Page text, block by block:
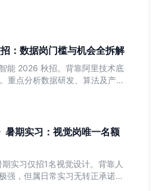
：数据岗门槛与机会全拆解
能 2026 秋招。背靠阿里技术底
重点分析数据研发、算法及产品
端数据路线的成长曲线与抗压挑
暑期实习：视觉岗唯一名额
期实习仅招1名视觉设计。背靠人
强，但属日常实习无转正承诺。
、能接受严谨流程的设计生，想